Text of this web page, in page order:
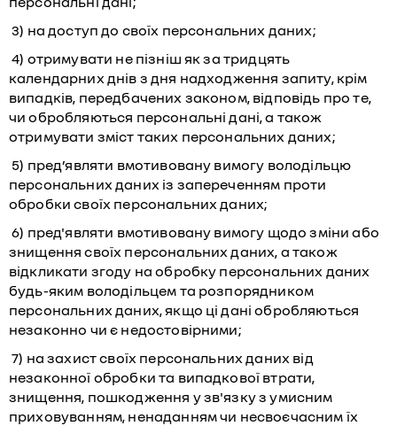
3) на доступ до своїх персональних даних;
4) отримувати не пізніш як за тридцять
календарних днів з дня надходження запиту, крім
випадків, передбачених законом, відповідь про те,
чи обробляються персональні дані, а також
отримувати зміст таких персональних даних;
5) пред’являти вмотивовану вимогу володільцю
персональних даних із запереченням проти
обробки своїх персональних даних;
6) пред'являти вмотивовану вимогу щодо зміни або
знищення своїх персональних даних, а також
відкликати згоду на обробку персональних даних
будь-яким володільцем та розпорядником
персональних даних, якщо ці дані обробляються
незаконно чи є недостовірними;
7) на захист своїх персональних даних від
незаконної обробки та випадкової втрати,
знищення, пошкодження у зв'язку з умисним
приховуванням, ненаданням чи несвоєчасним їх